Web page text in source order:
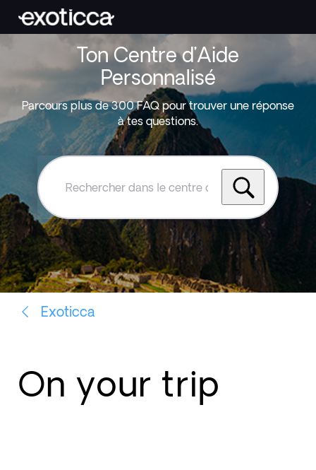
Ton Centre d’Aide
Personnalisé
Parcours plus de 300 FAQ pour trouver une réponse
à tes questions.
Rechercher
le
centre
d'aide
Exoticca
Exoticca
On your trip